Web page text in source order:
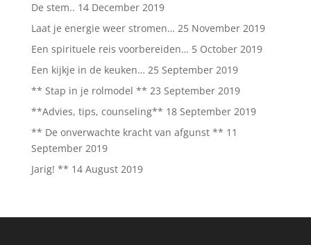
De stem.. 14 December 2019
Laat je energie weer stromen… 25 November 2019
Een spirituele reis voorbereiden… 5 October 2019
Een kijkje in de keuken… 25 September 2019
** Stap in je rolmodel ** 23 September 2019
**Advies, tips, counseling** 18 September 2019
** De onverwachte kracht van afgunst ** 11
September 2019
Jarig! ** 14 August 2019